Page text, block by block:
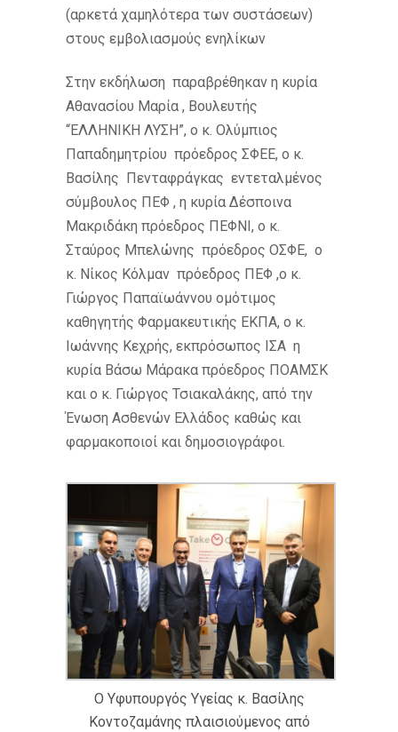
(αρκετά χαμηλότερα των συστάσεων)
στους εμβολιασμούς ενηλίκων
Στην εκδήλωση παραβρέθηκαν η κυρία
Αθανασίου Μαρία , Βουλευτής
“ΕΛΛΗΝΙΚΗ ΛΥΣΗ”, ο κ. Ολύμπιος
Παπαδημητρίου πρόεδρος ΣΦΕΕ, ο κ.
Βασίλης Πενταφράγκας εντεταλμένος
σύμβουλος ΠΕΦ , η κυρία Δέσποινα
Μακριδάκη πρόεδρος ΠΕΦΝΙ, ο κ.
Σταύρος Μπελώνης πρόεδρος ΟΣΦΕ, ο
κ. Νίκος Κόλμαν πρόεδρος ΠΕΦ ,ο κ.
Γιώργος Παπαϊωάννου ομότιμος
καθηγητής Φαρμακευτικής ΕΚΠΑ, ο κ.
Ιωάννης Κεχρής, εκπρόσωπος ΙΣΑ η
κυρία Βάσω Μάρακα πρόεδρος ΠΟΑΜΣΚ
και ο κ. Γιώργος Τσιακαλάκης, από την
Ένωση Ασθενών Ελλάδος καθώς και
φαρμακοποιοί και δημοσιογράφοι.
Ο Υφυπουργός Υγείας κ. Βασίλης
Κοντοζαμάνης πλαισιούμενος από